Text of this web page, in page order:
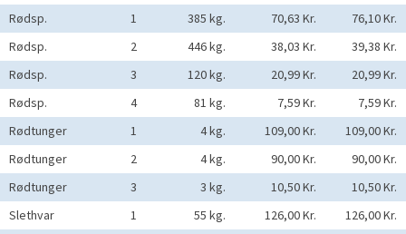
Rødsp.
1 385 kg. 70,63 Kr.
76,10 Kr.
Rødsp.
2 446 kg. 38,03 Kr.
39,38 Kr.
Rødsp.
3 120 kg. 20,99 Kr.
20,99 Kr.
Rødsp.
4 81 kg. 7,59 Kr.
7,59 Kr.
Rødtunger
1 4 kg. 109,00 Kr.
109,00 Kr.
Rødtunger
2 4 kg. 90,00 Kr.
90,00 Kr.
Rødtunger
3 3 kg. 10,50 Kr.
10,50 Kr.
Slethvar
1 55 kg. 126,00 Kr.
126,00 Kr.